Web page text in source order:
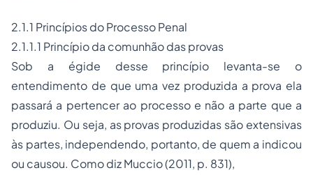
2.1.1 Princípios do Processo Penal
2.1.1.1 Princípio da comunhão das provas
Sob a égide desse princípio levanta-se o
entendimento de que uma vez produzida a prova ela
passará a pertencer ao processo e não a parte que a
produziu. Ou seja, as provas produzidas são extensivas
às partes, independendo, portanto, de quem a indicou
ou causou. Como diz Muccio (2011, p. 831),